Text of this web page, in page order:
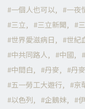
一個人也可以
一夜
三立
三立新聞
世界愛滋病日
世紀
中共同路人
中國
中間白
丹麥 丹
五一勞工大遊行
京
以色列
企鵝妹